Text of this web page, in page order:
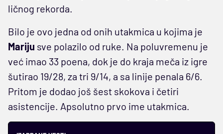
ličnog rekorda.
Bilo je ovo jedna od onih utakmica u kojima je
Mariju sve polazilo od ruke. Na poluvremenu je
već imao 33 poena, dok je do kraja meča iz igre
šutirao 19/28, za tri 9/14, a sa linije penala 6/6.
Pritom je dodao još šest skokova i četiri
asistencije. Apsolutno prvo ime utakmica.